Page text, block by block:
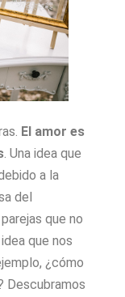
El amor es
. Una idea que
a la
del
que no
que nos
¿cómo
Descubramos